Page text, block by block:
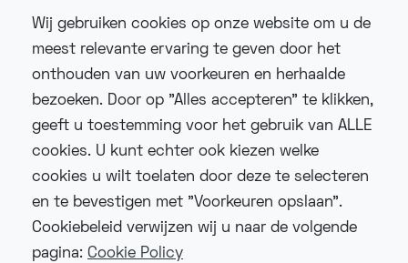
Wij gebruiken cookies op onze website om u de
meest relevante ervaring te geven door het
onthouden van uw voorkeuren en herhaalde
bezoeken. Door op "Alles accepteren" te klikken,
geeft u toestemming voor het gebruik van ALLE
cookies. U kunt echter ook kiezen welke
cookies u wilt toelaten door deze te selecteren
en te bevestigen met "Voorkeuren opslaan".
Cookiebeleid verwijzen wij u naar de volgende
pagina: Cookie Policy
Sorry, de pagina die u zoekt bestaat niet.
Controleer de URL of ga terug naar de
startpagina.
Ga naar startpagina